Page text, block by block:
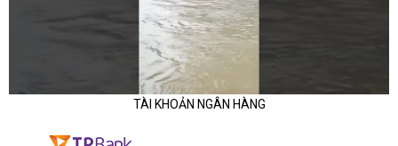
TÀI KHOẢN NGÂN HÀNG